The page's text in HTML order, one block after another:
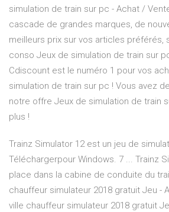
simulation de train sur pc - Achat /
cascade de grandes marques, de
meilleurs prix sur vos articles préférés,
conso Jeux de simulation de train sur
Cdiscount est le numéro 1 pour vos
simulation de train sur pc ! Vous avez
notre offre Jeux de simulation de train
plus !
Trainz Simulator 12 est un jeu de
Téléchargerpour Windows. 7 ... Trainz
place dans la cabine de conduite du
chauffeur simulateur 2018 gratuit Jeu -
ville chauffeur simulateur 2018 gratuit